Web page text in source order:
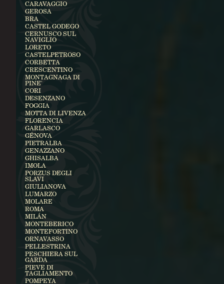
CARAVAGGIO
GEROSA
BRA
CASTEL GODEGO
CERNUSCO SUL
NAVIGLIO
LORETO
CASTELPETROSO
CORBETTA
CRESCENTINO
MONTAGNAGA DI
PINE'
CORI
DESENZANO
FOGGIA
MOTTA DI LIVENZA
FLORENCIA
GARLASCO
GÉNOVA
PIETRALBA
GENAZZANO
GHISALBA
IMOLA
PORZUS DEGLI
SLAVI
GIULIANOVA
LUMARZO
MOLARE
ROMA
MILÁN
MONTEBERICO
MONTEFORTINO
ORNAVASSO
PELLESTRINA
PESCHIERA SUL
GARDA
PIEVE DI
TAGLIAMENTO
POMPEYA